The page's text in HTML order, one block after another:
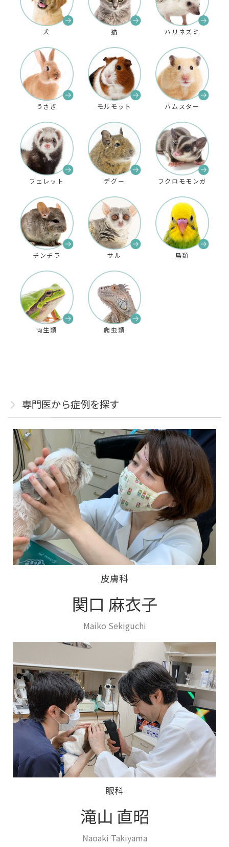
犬 猫 ハリネズミ
うさぎ モルモット ハムスター
フェレット デグー フクロモモンガ
チンチラ サル 鳥類
両生類 爬虫類
専門医から症例を探す
皮膚科
関口 麻衣子
Maiko Sekiguchi
眼科
滝山 直昭
Naoaki Takiyama